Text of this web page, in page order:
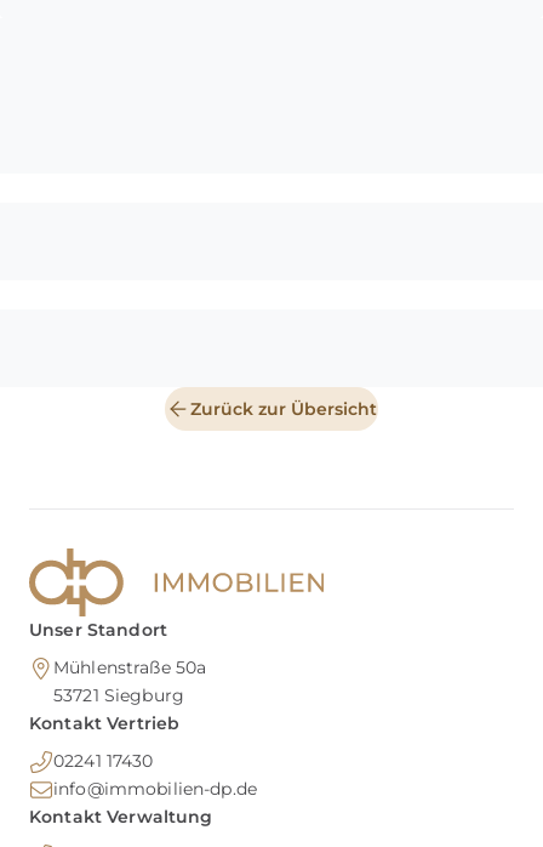
Zurück zur Übersicht
Unser Standort
Mühlenstraße 50a
53721 Siegburg
Kontakt Vertrieb
02241 17430
info@immobilien-dp.de
Kontakt Verwaltung